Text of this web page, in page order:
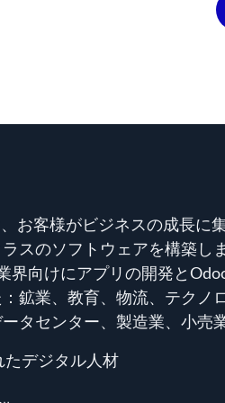
お客様がビジネスの成長に
スのソフトウェアを構築し
界向けにアプリの開発と
鉱業、教育、物流、テクノ
タセンター、製造業、小売
たデジタル人材